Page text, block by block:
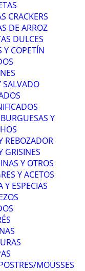
CRACKERS
DE ARROZ
DULCES
Y COPETÍN
SALVADO
Y
REBOZADOR
GRISINES
Y OTROS
Y ACETOS
Y ESPECIAS
MOUSSES